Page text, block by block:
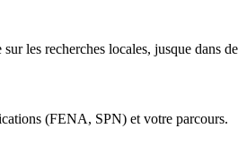
les recherches locales, jusque dans
(FENA, SPN) et votre parcours.